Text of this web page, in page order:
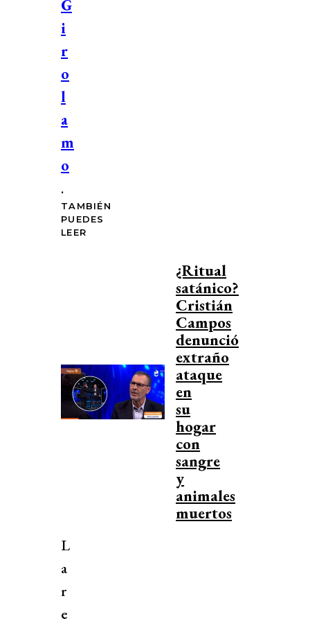
G
i
r
o
l
a
m
o
.
TAMBIÉN
PUEDES
LEER
¿Ritual
satánico?
Cristián
Campos
denunció
extraño
ataque
en
su
hogar
con
sangre
y
animales
muertos
L
a
r
e